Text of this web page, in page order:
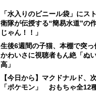
「水入りのビニール袋」に
衛隊が伝授する“簡易水道”の
じゃん！！」
生後6週間の子猫、本棚で突
かわいさに視聴者もん絶「ぬ
高」
【今日から】マクドナルド、
「ポケモン」 おもちゃ全12